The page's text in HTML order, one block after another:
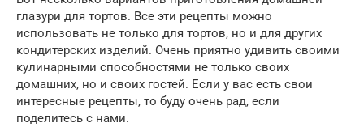
глазури для тортов. Все эти рецепты можно
использовать не только для тортов, но и для других
кондитерских изделий. Очень приятно удивить своими
кулинарными способностями не только своих
домашних, но и своих гостей. Если у вас есть свои
интересные рецепты, то буду очень рад, если
поделитесь с нами.